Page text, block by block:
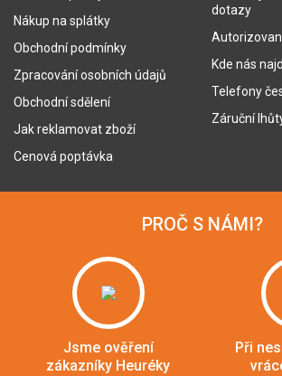
Nákup na splátky
Obchodní podmínky
Zpracování osobních údajů
Obchodní sdělení
Jak reklamovat zboží
Cenová poptávka
dotazy
Kde nás
Telefony
Záruční
PROČ S NÁMI?
Jsme ověření
zákazníky Heuréky
Při